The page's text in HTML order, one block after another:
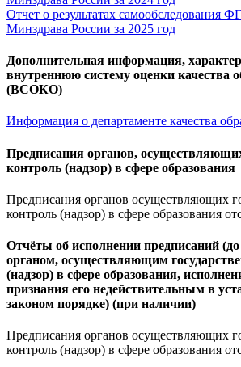
Отчет о результатах
Минздрава России за 2025 год
Дополнительная информация,
внутреннюю систему оценки качества
(ВСОКО)
Информация о департаменте качества
Предписания органов,
контроль (надзор) в сфере образования
Предписания органов осуществляющих
контроль (надзор) в сфере образования
Отчёты об исполнении предписаний
органом, осуществляющим
(надзор) в сфере образования,
признания его недействительным в
законом порядке) (при наличии)
Предписания органов осуществляющих
контроль (надзор) в сфере образования